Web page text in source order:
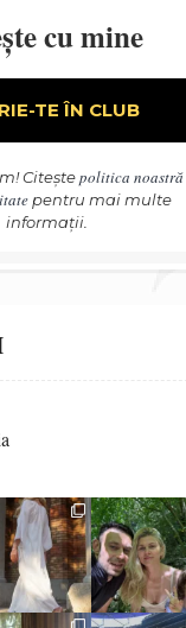
cu mine
Citeștepolitica noastră
pentru mai multe
informații.